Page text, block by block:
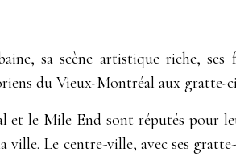
sa scène artistique riche,
du Vieux-Montréal aux
le Mile End sont réputés pour
ville. Le centre-ville, avec ses